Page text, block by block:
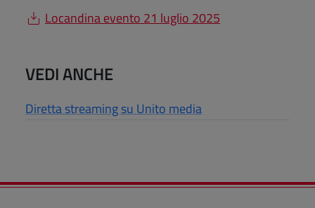
Locandina evento 21 luglio 2025
VEDI ANCHE
Diretta streaming su Unito media